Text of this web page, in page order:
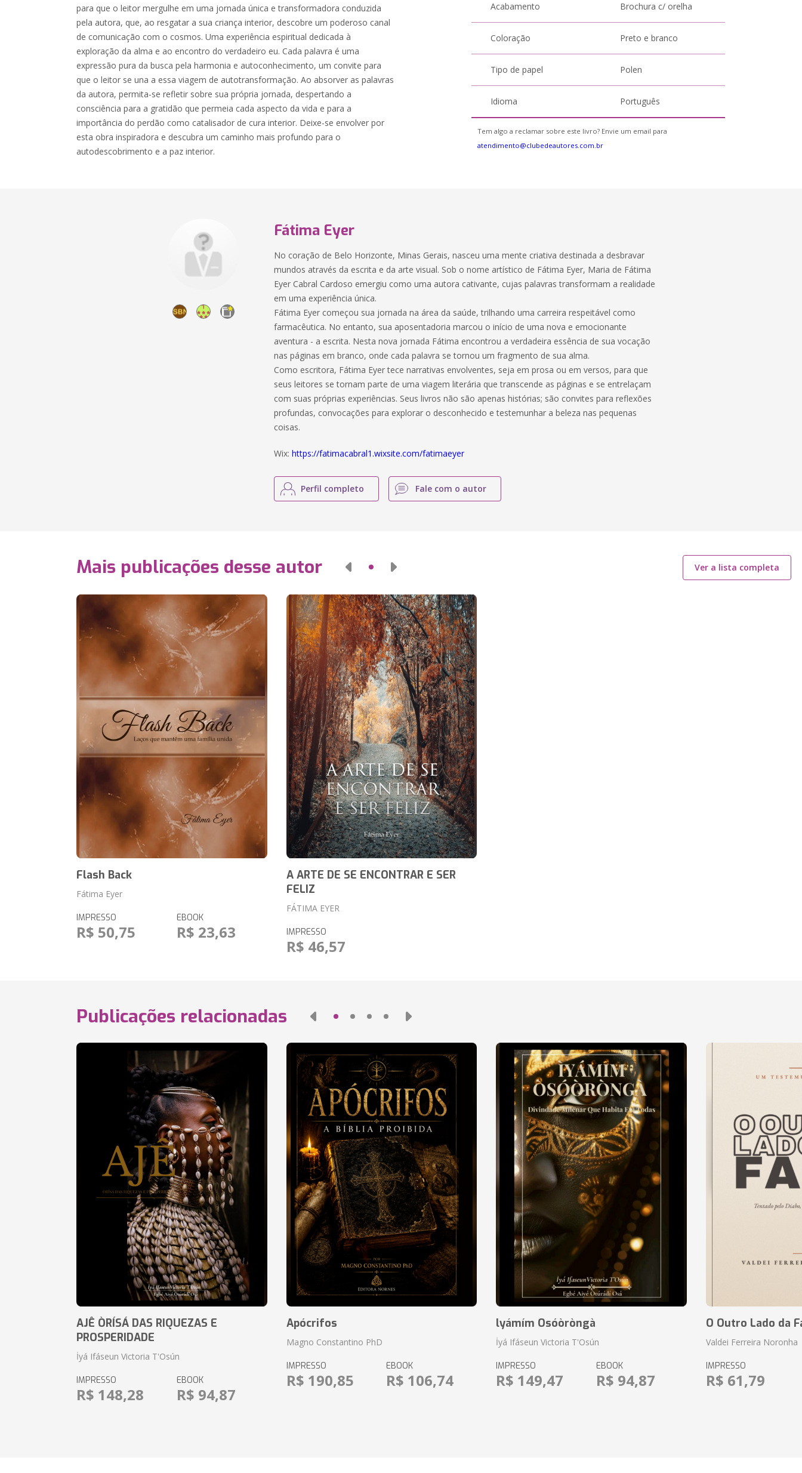
para que o leitor mergulhe em uma jornada única e transformadora conduzida
pela autora, que, ao resgatar a sua criança interior, descobre um poderoso canal
de comunicação com o cosmos. Uma experiência espiritual dedicada à
exploração da alma e ao encontro do verdadeiro eu. Cada palavra é uma
expressão pura da busca pela harmonia e autoconhecimento, um convite para
que o leitor se una a essa viagem de autotransformação. Ao absorver as palavras
da autora, permita-se refletir sobre sua própria jornada, despertando a
consciência para a gratidão que permeia cada aspecto da vida e para a
importância do perdão como catalisador de cura interior. Deixe-se envolver por
esta obra inspiradora e descubra um caminho mais profundo para o
autodescobrimento e a paz interior.
Acabamento Brochura c/ orelha
Coloração Preto e branco
Tipo de papel Polen
Idioma Português
Tem algo a reclamar sobre este livro? Envie um email para
atendimento@clubedeautores.com.br
Fátima Eyer
No coração de Belo Horizonte, Minas Gerais, nasceu uma mente criativa destinada a desbravar
mundos através da escrita e da arte visual. Sob o nome artístico de Fátima Eyer, Maria de Fátima
Eyer Cabral Cardoso emergiu como uma autora cativante, cujas palavras transformam a realidade
em uma experiência única.
Fátima Eyer começou sua jornada na área da saúde, trilhando uma carreira respeitável como
farmacêutica. No entanto, sua aposentadoria marcou o início de uma nova e emocionante
aventura - a escrita. Nesta nova jornada Fátima encontrou a verdadeira essência de sua vocação
nas páginas em branco, onde cada palavra se tornou um fragmento de sua alma.
Como escritora, Fátima Eyer tece narrativas envolventes, seja em prosa ou em versos, para que
seus leitores se tornam parte de uma viagem literária que transcende as páginas e se entrelaçam
com suas próprias experiências. Seus livros não são apenas histórias; são convites para reflexões
profundas, convocações para explorar o desconhecido e testemunhar a beleza nas pequenas
coisas.
Wix:https://fatimacabral1.wixsite.com/fatimaeyer
Perfil completo Fale com o autor
Mais publicações desse autor Ver a lista completa
Flash Back
Fátima Eyer
IMPRESSO
R$ 50,75
EBOOK
R$ 23,63
A ARTE DE SE ENCONTRAR E SER
FELIZ
FÁTIMA EYER
IMPRESSO
R$ 46,57
Publicações relacionadas
AJÊ ÒRÍSÁ DAS RIQUEZAS E
PROSPERIDADE
İyá Ifáseun Victoria T'Osún
IMPRESSO
R$ 148,28
EBOOK
R$ 94,87
Apócrifos
Magno Constantino PhD
IMPRESSO
R$ 190,85
EBOOK
R$ 106,74
lyámím Osóòròngà
İyá Ifáseun Victoria T'Osún
IMPRESSO
R$ 149,47
EBOOK
R$ 94,87
O Outro Lado da
Valdei Ferreira Noronha
IMPRESSO
R$ 61,79